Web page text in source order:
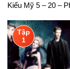
Kiểu Mỹ 5 – 20 –
Tập
1